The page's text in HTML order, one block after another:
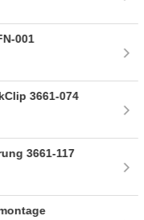
001
3661-074
3661-117